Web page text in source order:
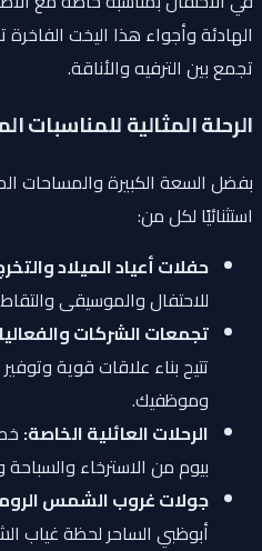
الهادئة وأجواء هذا اليخت
تجمع بين الترفيه والأناقة.
الرحلة المثالية للمناسبات
بفضل السعة الكبيرة والمساحات
استثنائيًا لكل من:
حفلات أعياد الميلاد والتخرج:
للاحتفال والموسيقى والتقاط
تجمعات الشركات
تتيح بناء علاقات قوية وتوفير
وموظفيك.
الرحلات العائلية الخاصة:
بيوم من الاسترخاء
جولات غروب الشمس
أبوظبي الساحر لحظة غياب